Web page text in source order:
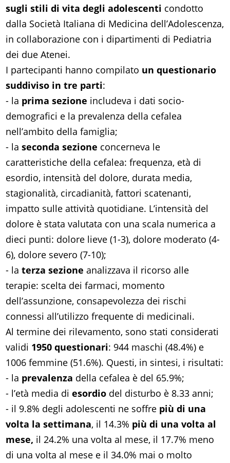
sugli stili di vita degli adolescenti condotto
dalla Società Italiana di Medicina dell’Adolescenza,
in collaborazione con i dipartimenti di Pediatria
dei due Atenei.
I partecipanti hanno compilato un questionario
suddiviso in tre parti:
- la prima sezione includeva i dati socio-
demografici e la prevalenza della cefalea
nell’ambito della famiglia;
- laseconda sezione concerneva le
caratteristiche della cefalea: frequenza, età di
esordio, intensità del dolore, durata media,
stagionalità, circadianità, fattori scatenanti,
impatto sulle attività quotidiane. L’intensità del
dolore è stata valutata con una scala numerica a
dieci punti: dolore lieve (1-3), dolore moderato (4-
6), dolore severo (7-10);
- laterza sezione analizzava il ricorso alle
terapie: scelta dei farmaci, momento
dell’assunzione, consapevolezza dei rischi
connessi all’utilizzo frequente di medicinali.
Al termine dei rilevamento, sono stati considerati
validi 1950 questionari: 944 maschi (48.4%) e
1006 femmine (51.6%). Questi, in sintesi, i risultati:
- la prevalenza della cefalea è del 65.9%;
- l’età media diesordio del disturbo è 8.33 anni;
- il 9.8% degli adolescenti ne soffre più di una
volta la settimana, il 14.3% più di una volta al
mese, il 24.2% una volta al mese, il 17.7% meno
di una volta al mese e il 34.0% mai o molto